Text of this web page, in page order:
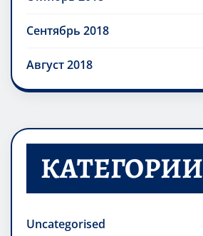
Сентябрь 2018
Август 2018
КАТЕГОРИИ
Uncategorised